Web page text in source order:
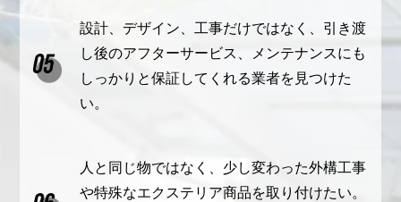
設計、デザイン、工事だけではなく、引き渡
し後のアフターサービス、メンテナンスにも
しっかりと保証してくれる業者を見つけた
い。
人と同じ物ではなく、少し変わった外構工事
や特殊なエクステリア商品を取り付けたい。